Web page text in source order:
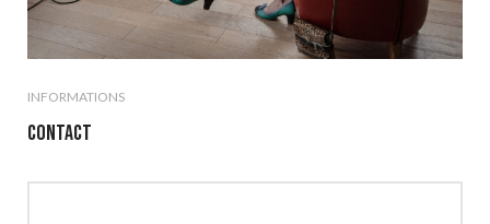
INFORMATIONS
CONTACT